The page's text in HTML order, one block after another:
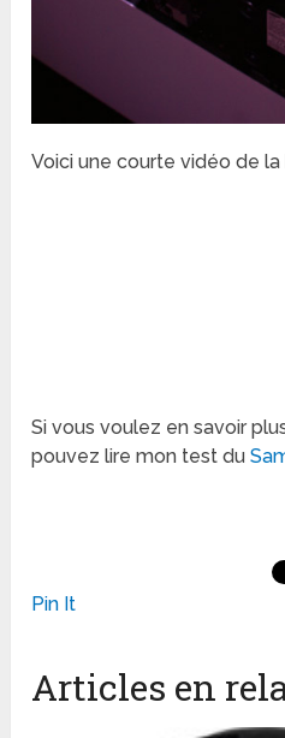
Voici une courte vidéo de la
Si vous voulez en savoir
pouvez lire mon test du
Pin It
Articles en